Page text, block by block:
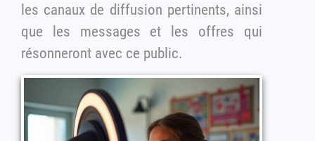
les canaux de diffusion pertinents, ainsi
que les messages et les offres qui
résonneront avec ce public.